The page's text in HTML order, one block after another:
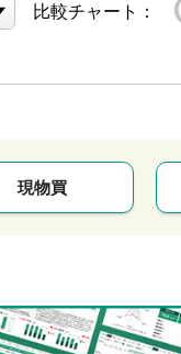
比較チャート：
現物買